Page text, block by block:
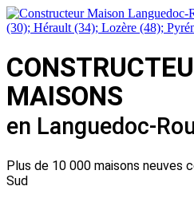
MAISONS
en Languedoc-
Plus de 10 000 maisons neuves
Sud